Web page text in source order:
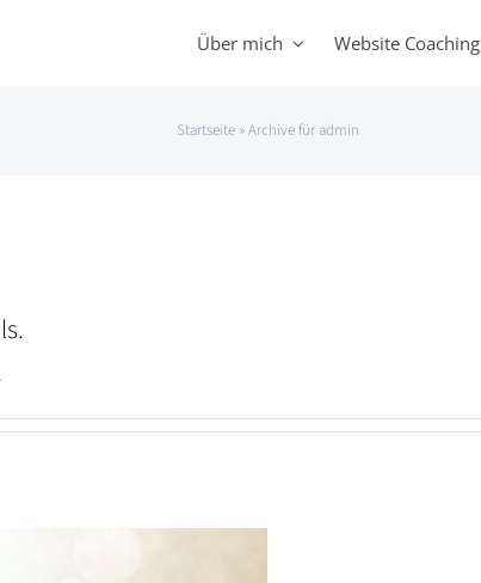
Über mich Website Coaching
Startseite»Archive für admin